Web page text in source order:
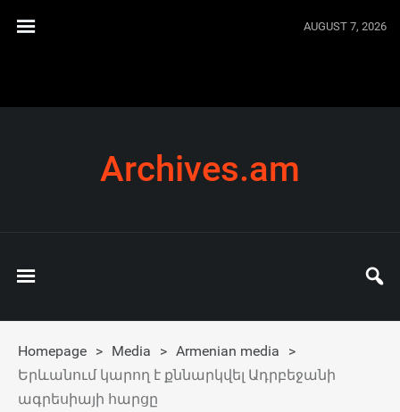
AUGUST 7, 2026
Archives.am
Homepage > Media > Armenian media
>
Երևանում կարող է քննարկվել Ադրբեջանի
ագրեսիայի հարցը